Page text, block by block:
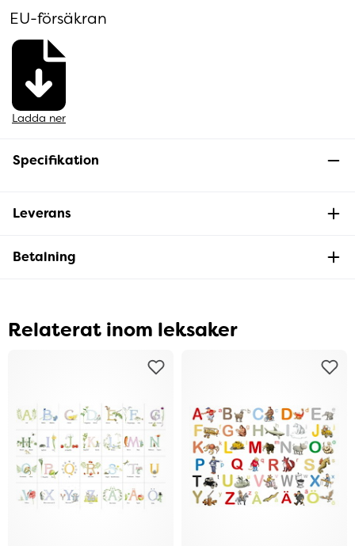
EU-försäkran
Ladda ner
Specifikation
Leverans
Betalning
Relaterat inom leksaker